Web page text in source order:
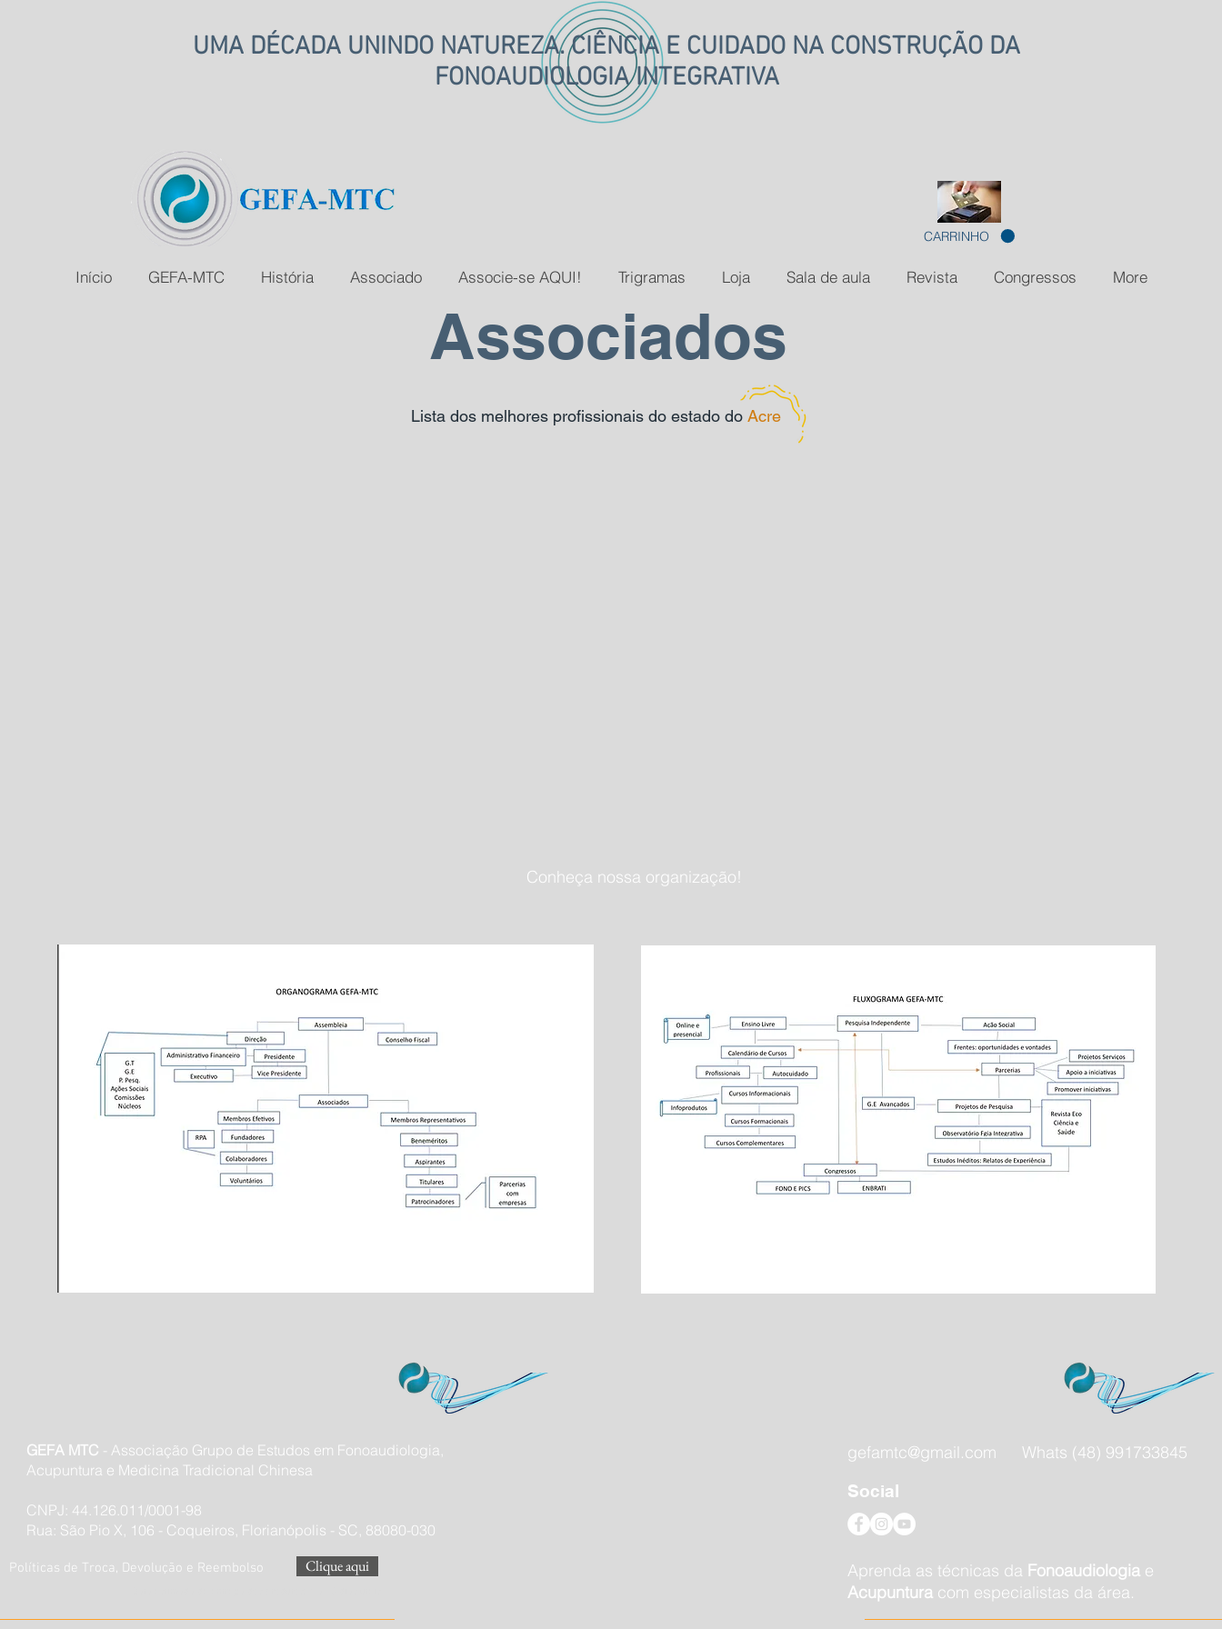
UMA DÉCADA UNINDO NATUREZA. CIÊNCIA E CUIDADO NA CONSTRUÇÃO DA
FONOAUDIOLOGIA INTEGRATIVA
CARRINHO
Início GEFA-MTC História Associado Associe-se AQUI! Trigramas Loja Sala de aula Revista Congressos More
Associados
Lista dos melhores profissionais do estado do Acre
Conheça nossa organização!
GEFA MTC - Associação Grupo de Estudos em Fonoaudiologia,
Acupuntura e Medicina Tradicional Chinesa
CNPJ: 44.126.011/0001-98
Rua: São Pio X, 106 - Coqueiros, Florianópolis - SC, 88080-030
Políticas de Troca, Devolução e Reembolso Clique aqui
gefamtc@gmail.com Whats (48) 991733845
Social
Aprenda as técnicas da Fonoaudiologia e
Acupuntura com especialistas da área.